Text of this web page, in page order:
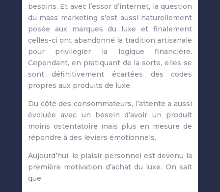
besoins. Et avec l’essor d’internet, la question
du mass marketing s’est aussi naturellement
posée aux marques du luxe et finalement
celles-ci ont abandonné la tradition artisanale
pour privilégier la logique financière.
Cependant, en pratiquant de la sorte, elles se
sont définitivement écartées des codes
propres aux produits de luxe.
Du côté des consommateurs, l’attente a aussi
évoluée avec un besoin d’avoir un produit
moins ostentatoire mais plus en mesure de
répondre à des leviers émotionnels.
Aujourd’hui, le plaisir personnel est devenu la
première motivation d’achat du luxe. On sait
que